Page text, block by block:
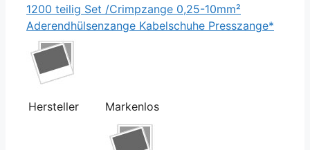
1200 teilig Set /Crimpzange 0,25-10mm²
Aderendhülsenzange Kabelschuhe Presszange*
Hersteller Markenlos